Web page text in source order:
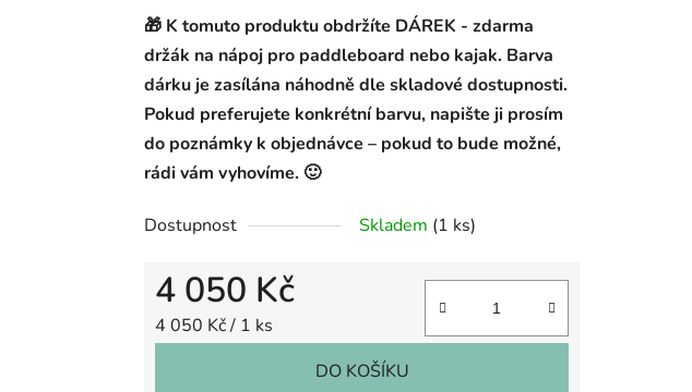
🎁 K tomuto produktu obdržíte DÁREK - zdarma
držák na nápoj pro paddleboard nebo kajak. Barva
dárku je zasílána náhodně dle skladové dostupnosti.
Pokud preferujete konkrétní barvu, napište ji prosím
do poznámky k objednávce – pokud to bude možné,
rádi vám vyhovíme. 🙂
Dostupnost Skladem (1 ks)
4 050 Kč
Měrná cena:
4 050 Kč / 1 ks
DO KOŠÍKU